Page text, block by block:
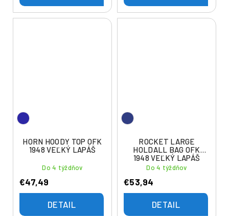
HORN HOODY TOP OFK
1948 VEĽKÝ LAPÁŠ
Do 4 týždňov
€47,49
DETAIL
ROCKET LARGE
HOLDALL BAG OFK
1948 VEĽKÝ LAPÁŠ
Do 4 týždňov
€53,94
DETAIL